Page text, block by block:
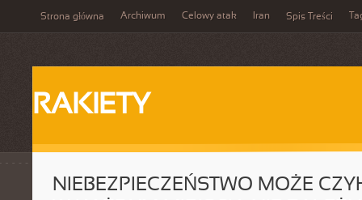
Strona główna Archiwum Celowy atak Iran Spis Treści
RAKIETY
NIEBEZPIECZEŃSTWO MOŻE